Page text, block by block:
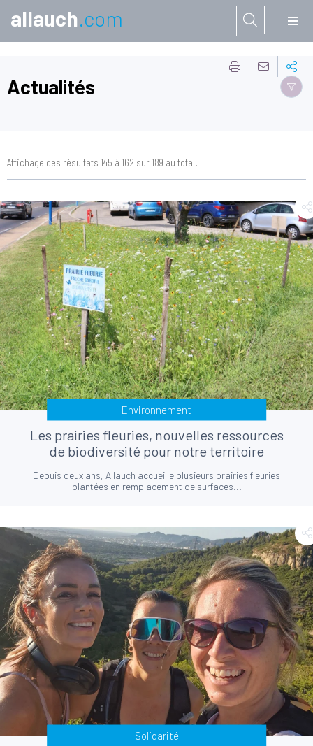
allauch.com
Actualités
Affichage des résultats 145 à 162 sur 189 au total.
Environnement
Les prairies fleuries, nouvelles ressources
de biodiversité pour notre territoire
Depuis deux ans, Allauch accueille plusieurs prairies fleuries
plantées en remplacement de surfaces...
Solidarité